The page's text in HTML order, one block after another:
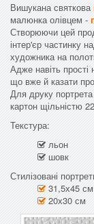
Вишукана святкова
малюнка олівцем -
Створюючи цей
інтер'єр частинку
художника на
Адже навіть
що вже й казати
Для друку
картон щільністю
Текстура:
льон
шовк
Стилізовані
31,5х45 см
20х30 см